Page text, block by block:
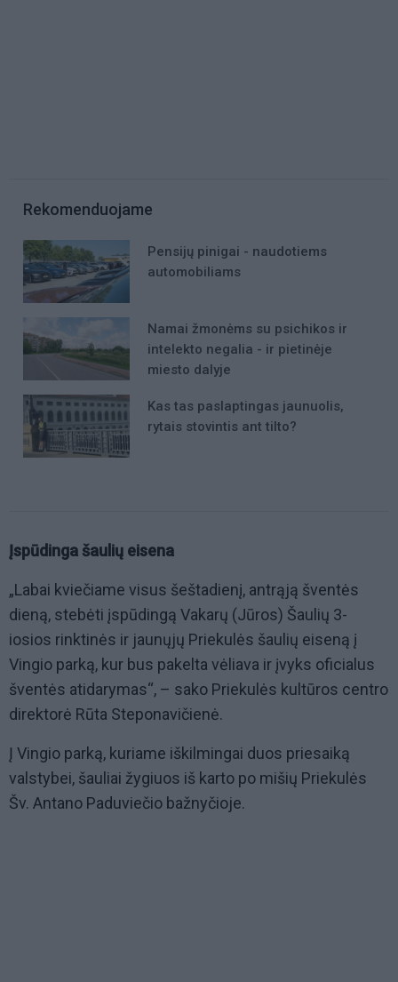
Rekomenduojame
Pensijų pinigai - naudotiems
automobiliams
Namai žmonėms su psichikos ir
intelekto negalia - ir pietinėje
miesto dalyje
Kas tas paslaptingas jaunuolis,
rytais stovintis ant tilto?
Įspūdinga šaulių eisena
„Labai kviečiame visus šeštadienį, antrąją šventės
dieną, stebėti įspūdingą Vakarų (Jūros) Šaulių 3-
iosios rinktinės ir jaunųjų Priekulės šaulių eiseną į
Vingio parką, kur bus pakelta vėliava ir įvyks oficialus
šventės atidarymas“, – sako Priekulės kultūros centro
direktorė Rūta Steponavičienė.
Į Vingio parką, kuriame iškilmingai duos priesaiką
valstybei, šauliai žygiuos iš karto po mišių Priekulės
Šv. Antano Paduviečio bažnyčioje.